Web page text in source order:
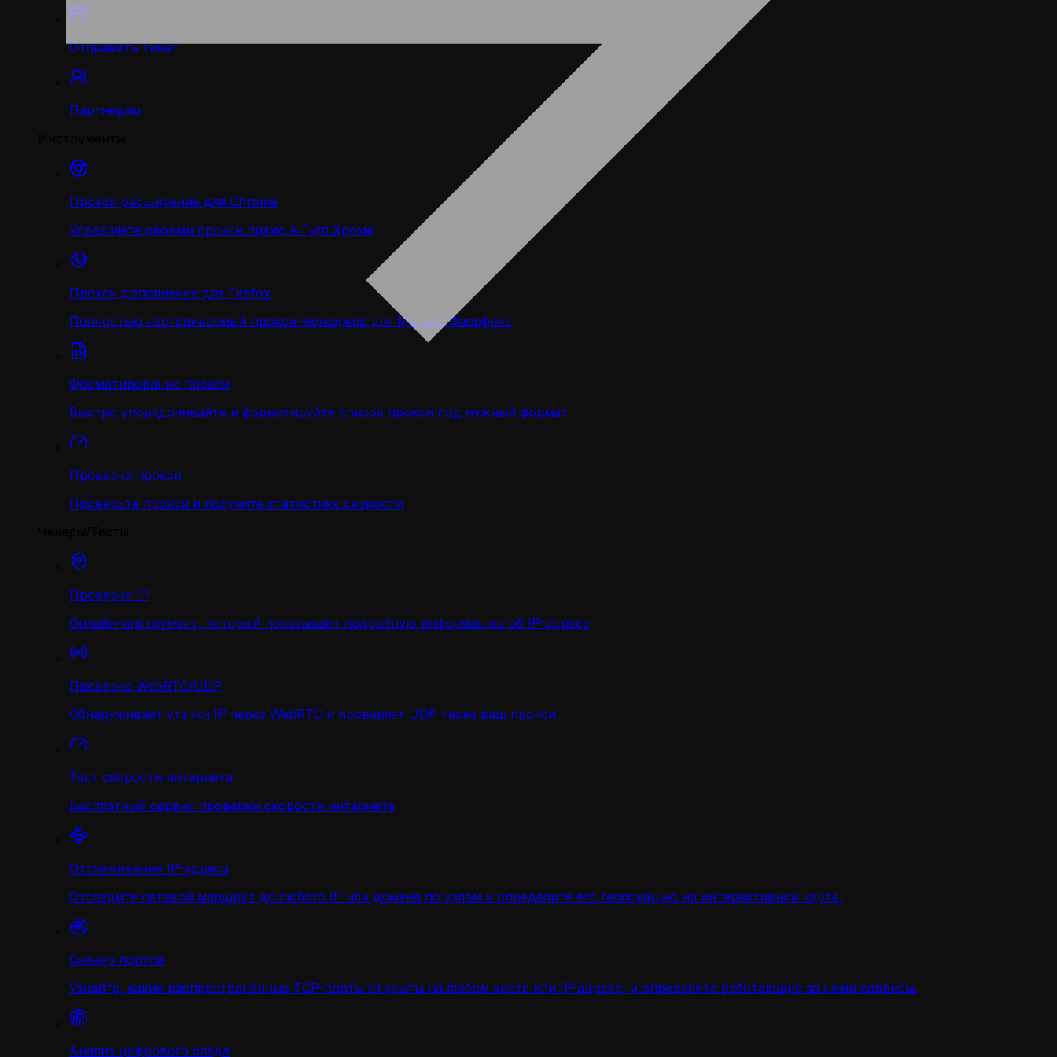
Отправить тикет
Партнёрам
Прокси расширение для Chrome
Управляете своими прокси прямо в Гугл Хроме
Прокси дополнение для Firefox
Полностью настраиваемый прокси-менеджер для Мозила Фаерфокс
Форматирование прокси
Быстро упорядочивайте и форматируйте список прокси под нужный формат
Проверка прокси
Проверьте прокси и получите статистику скорости
Проверка IP
Онлайн-инструмент, который показывает подробную информацию об IP-адресе
Проверка WebRTC/UDP
Обнаруживает утечки IP через WebRTC и проверяет UDP через ваш прокси
Тест скорости интернета
Бесплатный сервис проверки скорости интернета
Отслеживание IP-адреса
Отследите сетевой маршрут до любого IP или домена по узлам и определите его геолокацию на интерактивной карте.
Сканер портов
Узнайте, какие распространённые TCP-порты открыты на любом хосте или IP-адресе, и определите работающие за ними сервисы.
Анализ цифрового следа